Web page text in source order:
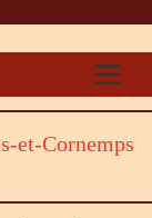
et-Cornemps